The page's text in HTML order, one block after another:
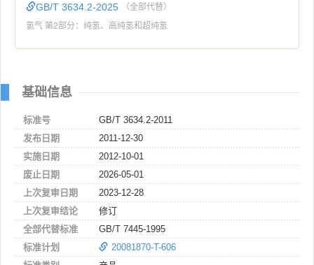
GB/T 3634.2-2025 （全部代替）
氢气 第2部分：纯氢、高纯氢和超纯氢
基础信息
标准号
GB/T 3634.2-2011
发布日期
2011-12-30
实施日期
2012-10-01
废止日期
2026-05-01
上次复审日期
2023-12-28
上次复审结论
修订
全部代替标准
GB/T 7445-1995
标准计划
20081870-T-606